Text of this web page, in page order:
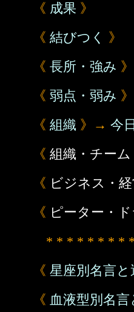
《 成果 》
《 結びつく
》
《 長所・強み
《 弱点・弱み 》
《 組織 》→ 今日
《 組織・チーム
《 ビジネス・
《 ピーター・
* * * * * * * *
《 星座別名言と
《 血液型別名言